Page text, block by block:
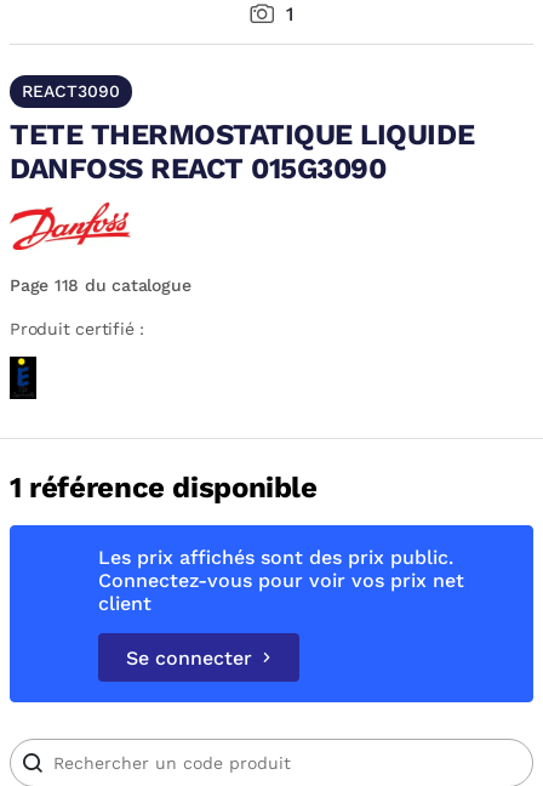
1
REACT3090
TETE THERMOSTATIQUE LIQUIDE
DANFOSS REACT 015G3090
Page 118 du catalogue
Produit certifié :
1 référence disponible
Les prix affichés sont des prix public.
Connectez-vous pour voir vos prix net
client
Se connecter